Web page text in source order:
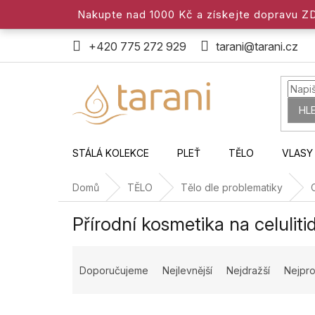
obsah
Nakupte nad 1000 Kč a získejte dopravu
+420 775 272 929 tarani@tarani.cz
STÁLÁ KOLEKCE PLEŤ TĚLO VLASY
Domů TĚLO Tělo dle problematiky
Přírodní kosmetika na
Doporučujeme Nejlevnější Nejdražší